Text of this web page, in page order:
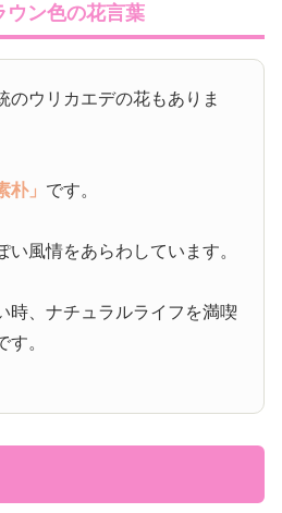
ウン色の花言葉
のウリカエデの花もありま
朴」 です。
い風情をあらわしています。
時、ナチュラルライフを満喫
す。